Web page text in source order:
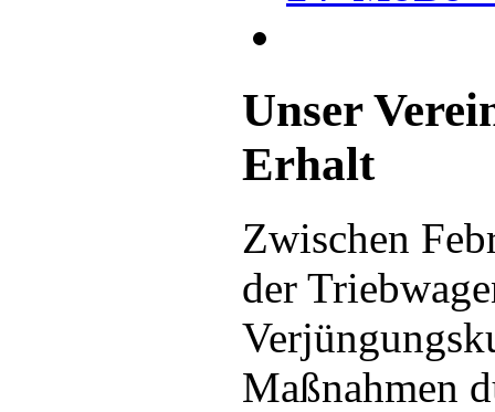
Unser
Erhalt
Zwischen
der
Maßnahmen